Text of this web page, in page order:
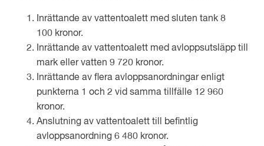
Inrättande av vattentoalett med sluten tank 8
100 kronor.
Inrättande av vattentoalett med avloppsutsläpp till
mark eller vatten 9 720 kronor.
Inrättande av flera avloppsanordningar enligt
punkterna 1 och 2 vid samma tillfälle 12 960
kronor.
Anslutning av vattentoalett till befintlig
avloppsanordning 6 480 kronor.